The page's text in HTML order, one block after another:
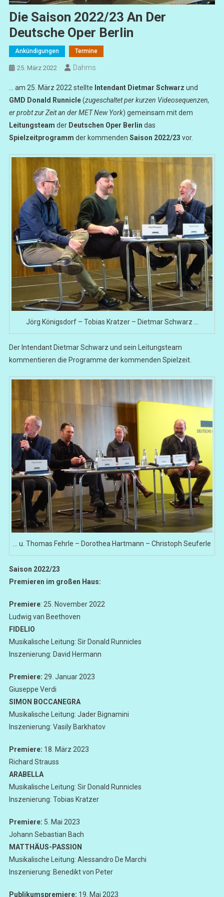
Die Saison 2022/23 An Der
Deutsche Oper Berlin
Ankündigungen Termine
25. März 2022 Dahms
… am 25. März 2022 stellte Intendant Dietmar Schwarz und
GMD Donald Runnicle(zugeschaltet per kurzen Videosequenzen,
er probt zur Zeit an der MET New York) gemeinsam mit dem
Leitungsteam derDeutschen Oper Berlin das
Spielzeitprogramm der kommenden Saison 2022/23 vor.
Jörg Königsdorf – Tobias Kratzer – Dietmar Schwarz …
Der Intendant Dietmar Schwarz und sein Leitungsteam
kommentieren die Programme der kommenden Spielzeit.
… u. Thomas Fehrle – Dorothea Hartmann – Christoph Seuferle
Saison 2022/23
Premieren im großen Haus:
Premiere: 25. November 2022
Ludwig van Beethoven
FIDELIO
Musikalische Leitung: Sir Donald Runnicles
Inszenierung: David Hermann
Premiere: 29. Januar 2023
Giuseppe Verdi
SIMON BOCCANEGRA
Musikalische Leitung: Jader Bignamini
Inszenierung: Vasily Barkhatov
Premiere: 18. März 2023
Richard Strauss
ARABELLA
Musikalische Leitung: Sir Donald Runnicles
Inszenierung: Tobias Kratzer
Premiere: 5. Mai 2023
Johann Sebastian Bach
MATTHÄUS-PASSION
Musikalische Leitung: Alessandro De Marchi
Inszenierung: Benedikt von Peter
Publikumspremiere: 19. Mai 2023